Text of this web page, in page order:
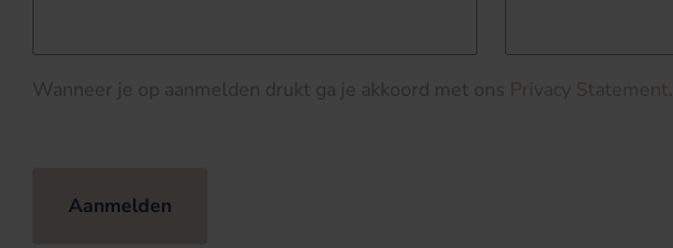
Wanneer je op aanmelden drukt ga je akkoord met ons Privacy Statement.
Aanmelden